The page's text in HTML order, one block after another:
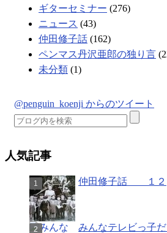
ギターセミナー (276)
ニュース (43)
仲田修子話 (162)
ペンマス丹沢亜郎の独り言
未分類 (1)
@penguin_koenji からのツイート
人気記事
仲田修子話 １２
みんなテレビ